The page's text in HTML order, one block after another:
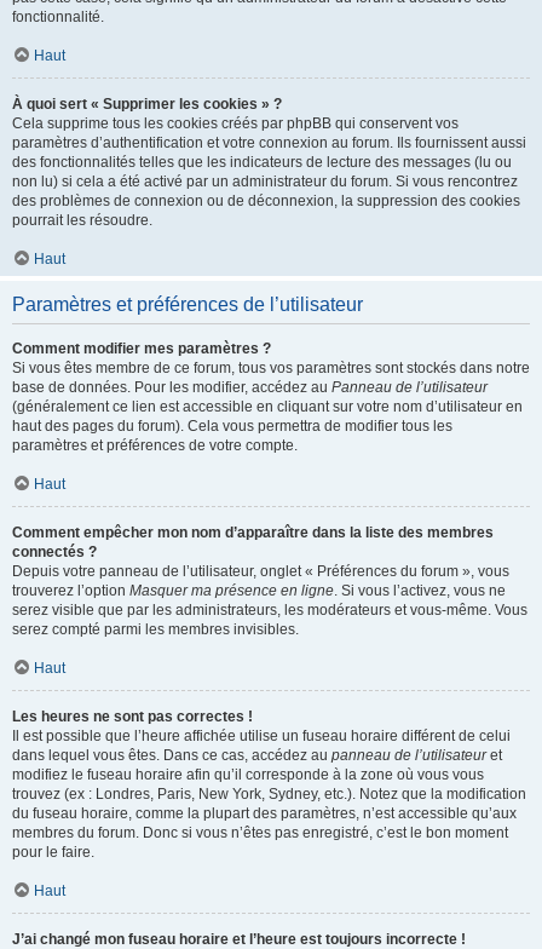
fonctionnalité.
Haut
À quoi sert « Supprimer les cookies » ?
Cela supprime tous les cookies créés par phpBB qui conservent vos
paramètres d’authentification et votre connexion au forum. Ils fournissent aussi
des fonctionnalités telles que les indicateurs de lecture des messages (lu ou
non lu) si cela a été activé par un administrateur du forum. Si vous rencontrez
des problèmes de connexion ou de déconnexion, la suppression des cookies
pourrait les résoudre.
Haut
Paramètres et préférences de l’utilisateur
Comment modifier mes paramètres ?
Si vous êtes membre de ce forum, tous vos paramètres sont stockés dans notre
base de données. Pour les modifier, accédez au Panneau de l’utilisateur
(généralement ce lien est accessible en cliquant sur votre nom d’utilisateur en
haut des pages du forum). Cela vous permettra de modifier tous les
paramètres et préférences de votre compte.
Haut
Comment empêcher mon nom d’apparaître dans la liste des membres
connectés ?
Depuis votre panneau de l’utilisateur, onglet « Préférences du forum », vous
trouverez l’option Masquer ma présence en ligne. Si vous l’activez, vous ne
serez visible que par les administrateurs, les modérateurs et vous-même. Vous
serez compté parmi les membres invisibles.
Haut
Les heures ne sont pas correctes !
Il est possible que l’heure affichée utilise un fuseau horaire différent de celui
dans lequel vous êtes. Dans ce cas, accédez au panneau de l’utilisateuret
modifiez le fuseau horaire afin qu’il corresponde à la zone où vous vous
trouvez (ex : Londres, Paris, New York, Sydney, etc.). Notez que la modification
du fuseau horaire, comme la plupart des paramètres, n’est accessible qu’aux
membres du forum. Donc si vous n’êtes pas enregistré, c’est le bon moment
pour le faire.
Haut
J’ai changé mon fuseau horaire et l’heure est toujours incorrecte !